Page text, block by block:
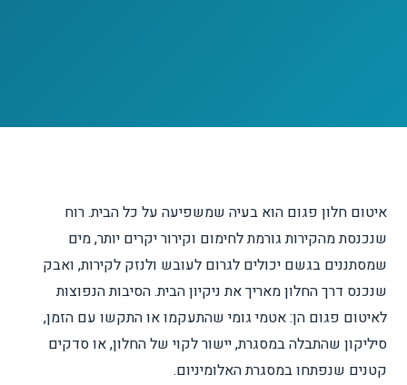
איטום חלון פגום הוא בעיה שמשפיעה על כל הבית. רוח
שנכנסת מהקירות גורמת לחימום וקירור יקרים יותר, מים
שמסתננים בגשם יכולים לגרום לעובש ולנזק לקירות, ואבק
שנכנס דרך החלון מאריך את ניקיון הבית. הסיבות הנפוצות
לאיטום פגום הן: אטמי גומי שהתעקמו או התקשו עם הזמן,
סיליקון שהתבלה במסגרת, יישור לקוי של החלון, או סדקים
קטנים שנפתחו במסגרת האלומיניום.